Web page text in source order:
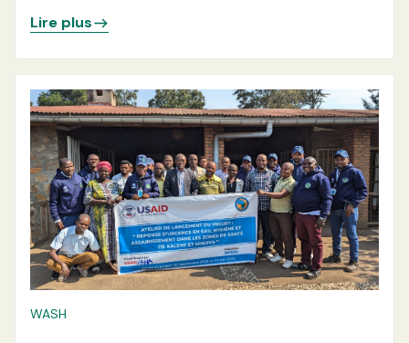
Lire plus
WASH